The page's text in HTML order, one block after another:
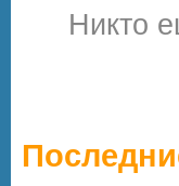
Никто